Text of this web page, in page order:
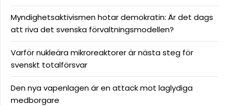
Myndighetsaktivismen hotar demokratin: Är det dags
att riva det svenska förvaltningsmodellen?
Varför nukleära mikroreaktorer är nästa steg för
svenskt totalförsvar
Den nya vapenlagen är en attack mot laglydiga
medborgare